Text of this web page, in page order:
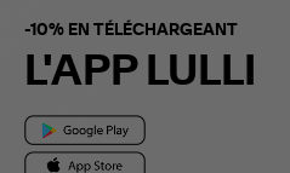
-10% EN TÉLÉCHARGEANT
L'APP LULLI